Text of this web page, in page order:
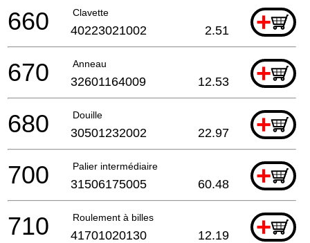
Clavette +
660 40223021002 2.51
Anneau +
670 32601164009 12.53
Douille +
680 30501232002 22.97
Palier intermédiaire +
700 31506175005 60.48
Roulement à billes +
710 41701020130 12.19